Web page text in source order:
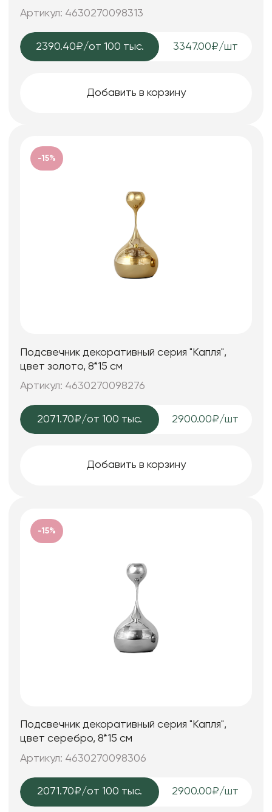
Артикул: 4630270098313
2390.40₽/от 100 тыс. 3347.00₽/шт
Добавить в корзину
-15%
Подсвечник декоративный серия "Капля",
цвет золото, 8*15 см
Артикул: 4630270098276
2071.70₽/от 100 тыс. 2900.00₽/шт
Добавить в корзину
-15%
Подсвечник декоративный серия "Капля",
цвет серебро, 8*15 см
Артикул: 4630270098306
2071.70₽/от 100 тыс. 2900.00₽/шт